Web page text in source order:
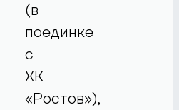
(в
поединке
с
ХК
«Ростов»),